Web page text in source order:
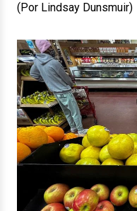
(Por Lindsay Dunsmuir)